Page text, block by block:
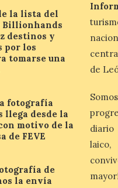
la lista del
Billionhands
destinos y
por los
tomarse una
fotografía
llega desde la
motivo de la
de FEVE
de
la envía
de
diario